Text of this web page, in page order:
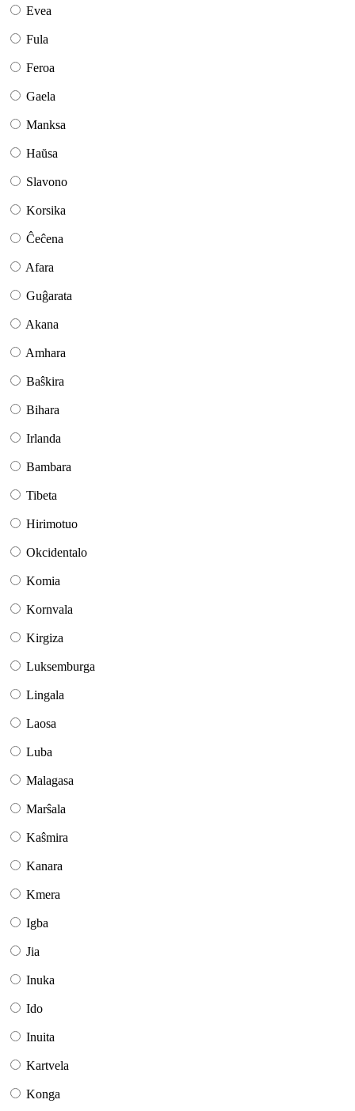
Evea
Fula
Feroa
Gaela
Manksa
Haŭsa
Slavono
Korsika
Ĉeĉena
Afara
Guĝarata
Akana
Amhara
Baŝkira
Bihara
Irlanda
Bambara
Tibeta
Hirimotuo
Okcidentalo
Komia
Kornvala
Kirgiza
Luksemburga
Lingala
Laosa
Luba
Malagasa
Marŝala
Kaŝmira
Kanara
Kmera
Igba
Jia
Inuka
Ido
Inuita
Kartvela
Konga